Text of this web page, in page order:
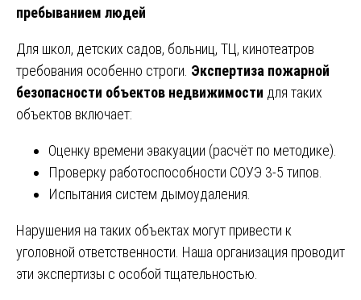
пребыванием людей
Для школ, детских садов, больниц, ТЦ, кинотеатров
требования особенно строги. Экспертиза пожарной
безопасности объектов недвижимости для таких
объектов включает:
Оценку времени эвакуации (расчёт по методике).
Проверку работоспособности СОУЭ 3-5 типов.
Испытания систем дымоудаления.
Нарушения на таких объектах могут привести к
уголовной ответственности. Наша организация проводит
эти экспертизы с особой тщательностью.